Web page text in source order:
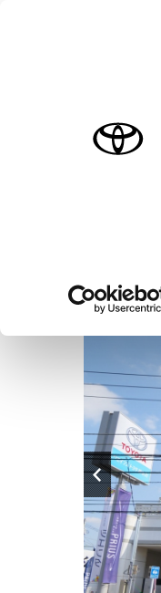
店舗トップ